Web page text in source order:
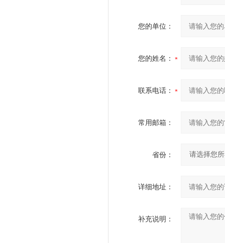
您的单位：
您的姓名：
联系电话：
常用邮箱：
省份：
详细地址：
补充说明：